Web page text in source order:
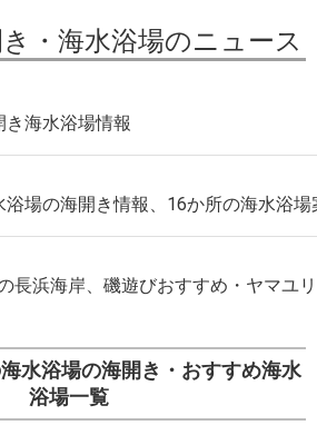
・海水浴場のニュース
海水浴場情報
場の海開き情報、16か所の海水浴場
長浜海岸、磯遊びおすすめ・ヤマユ
の磯遊びの状況、スカシユリの開花状
水浴場の海開き・おすすめ海水
浴場一覧